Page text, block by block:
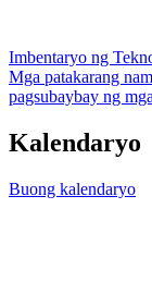
Imbentaryo ng
Mga patakarang
pagsubaybay ng
Kalendaryo
Buong kalendaryo